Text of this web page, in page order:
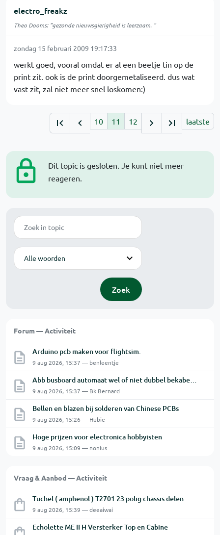
Dit topic is gesloten. Je kunt niet meer
reageren.
Zoek
Modus
Zoek
Forum — Activiteit
Arduino pcb maken voor flightsim.
9 aug 2026, 15:37 — benleentje
Abb busboard automaat wel of niet dubbel bekabelen ?
9 aug 2026, 15:37 — Bk Bernard
Bellen en blazen bij solderen van Chinese PCBs
9 aug 2026, 15:26 — Hubie
Hoge prijzen voor electronica hobbyisten
9 aug 2026, 15:09 — nonius
Vraag & Aanbod — Activiteit
Tuchel ( amphenol ) T2701 23 polig chassis delen
9 aug 2026, 15:39 — deeaiwai
Echolette ME II H Versterker Top en Cabine
electro_freakz
Theo Dooms: "gezonde nieuwsgierigheid is leerzaam. "
zondag 15 februari 2009 19:17:33
werkt goed, vooral omdat er al een beetje tin op de
print zit. ook is de print doorgemetaliseerd. dus wat
vast zit, zal niet meer snel loskomen:)
10 11 12 laatste